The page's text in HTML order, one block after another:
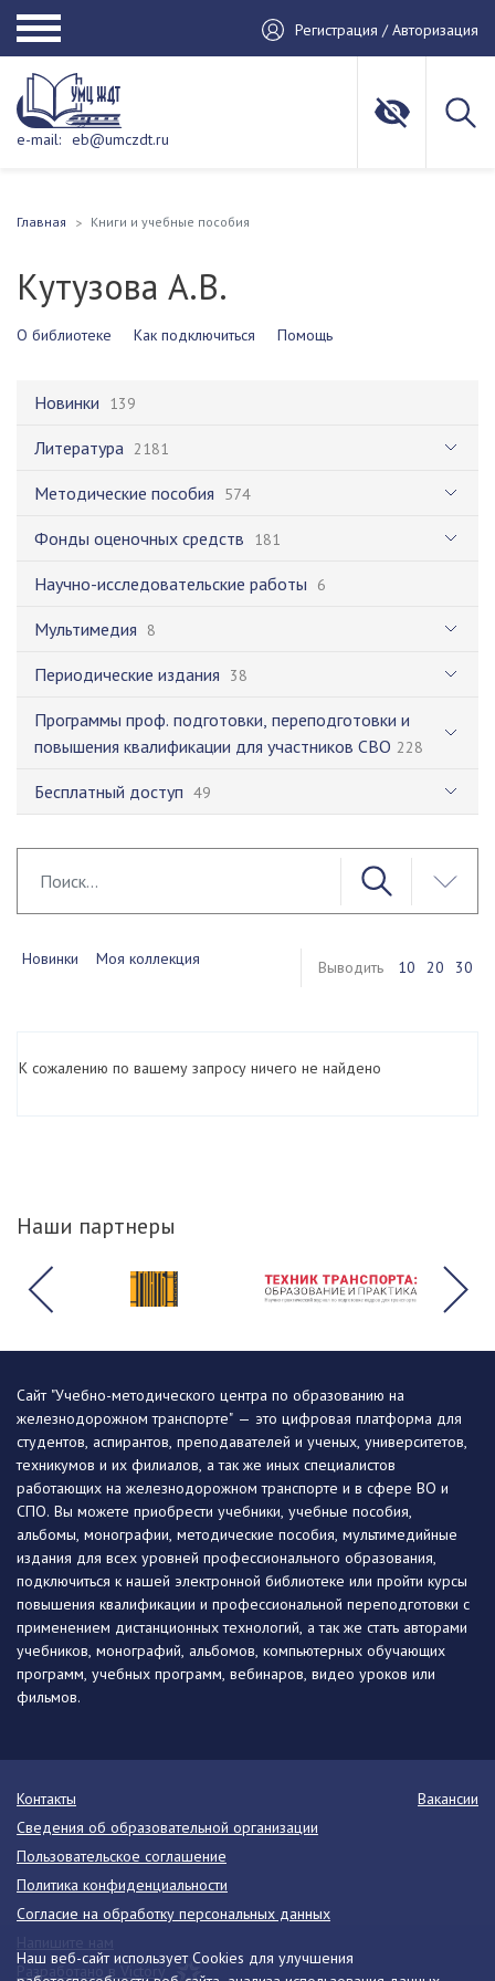
Регистрация / Авторизация
e-mail: eb@umczdt.ru
Главная Книги и учебные пособия
Кутузова А.В.
О библиотеке Как подключиться Помощь
Новинки 139
Литература 2181
Методические пособия 574
Фонды оценочных средств 181
Научно-исследовательские работы 6
Мультимедия 8
Периодические издания 38
Программы проф. подготовки, переподготовки и
повышения квалификации для участников СВО 228
Бесплатный доступ 49
Новинки Моя коллекция Выводить 10 20 30
К сожалению по вашему запросу ничего не найдено
Наши партнеры
Наш веб-сайт использует Cookies для улучшения
Сайт "Учебно-методического центра по образованию на
железнодорожном транспорте" — это цифровая платформа для
студентов, аспирантов, преподавателей и ученых, университетов,
техникумов и их филиалов, а так же иных специалистов
работающих на железнодорожном транспорте и в сфере ВО и
СПО. Вы можете приобрести учебники, учебные пособия,
альбомы, монографии, методические пособия, мультимедийные
издания для всех уровней профессионального образования,
подключиться к нашей электронной библиотеке или пройти курсы
повышения квалификации и профессиональной переподготовки с
применением дистанционных технологий, а так же стать авторами
учебников, монографий, альбомов, компьютерных обучающих
программ, учебных программ, вебинаров, видео уроков или
фильмов.
Контакты
Вакансии
Сведения об образовательной организации
Пользовательское соглашение
Политика конфиденциальности
Согласие на обработку персональных данных
Разработано в Victory